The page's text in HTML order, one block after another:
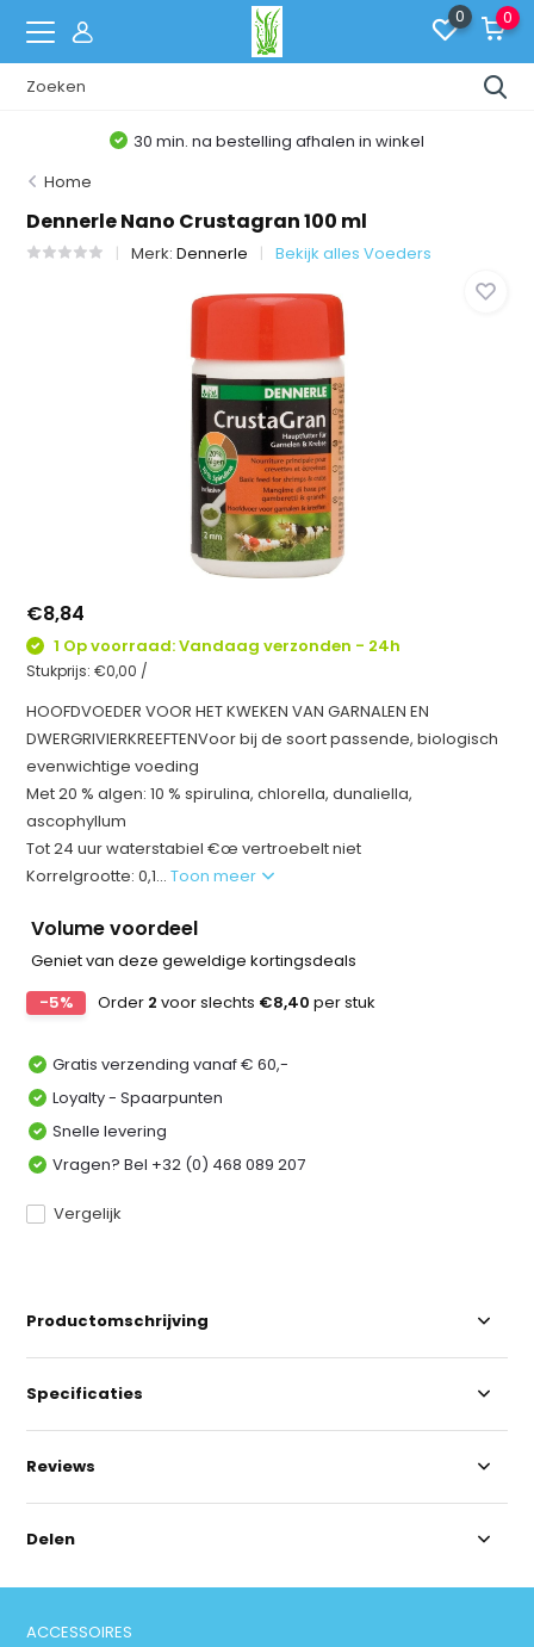
0 0
30 min. na bestelling afhalen in winkel
Home
Dennerle Nano Crustagran 100 ml
Merk:Dennerle Bekijk alles Voeders
€8,84
1 Op voorraad: Vandaag verzonden - 24h
Stukprijs:€0,00 /
HOOFDVOEDER VOOR HET KWEKEN VAN GARNALEN EN
DWERGRIVIERKREEFTENVoor bij de soort passende, biologisch
evenwichtige voeding
Met 20 % algen: 10 % spirulina, chlorella, dunaliella,
ascophyllum
Tot 24 uur waterstabiel €œ vertroebelt niet
Korrelgrootte: 0,1...Toon meer
Volume voordeel
Geniet van deze geweldige kortingsdeals
-5%
Order 2 voor slechts €8,40 per stuk
Gratis verzending vanaf € 60,-
Loyalty - Spaarpunten
Snelle levering
Vragen? Bel +32 (0) 468 089 207
Vergelijk
Productomschrijving
Specificaties
Reviews
Delen
ACCESSOIRES